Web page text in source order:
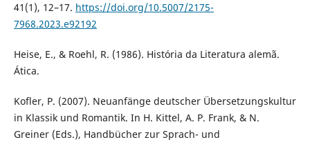
41(1), 12–17. https://doi.org/10.5007/2175-
7968.2023.e92192
Heise, E., & Roehl, R. (1986). História da Literatura alemã.
Ática.
Kofler, P. (2007). Neuanfänge deutscher Übersetzungskultur
in Klassik und Romantik. In H. Kittel, A. P. Frank, & N.
Greiner (Eds.), Handbücher zur Sprach- und